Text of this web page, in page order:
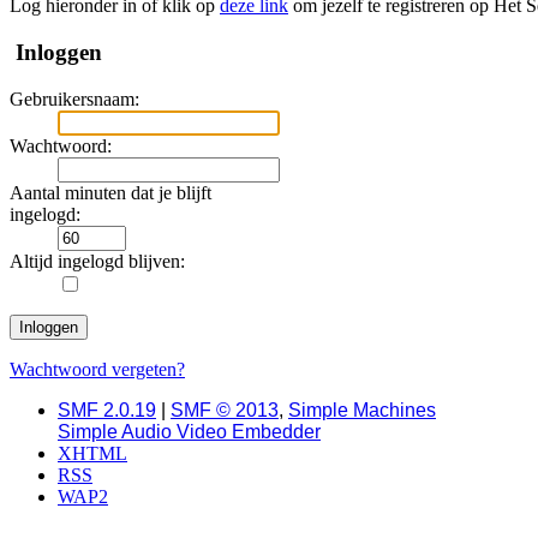
Log hieronder in of klik op deze link om jezelf te registreren op Het
Inloggen
Gebruikersnaam:
Wachtwoord:
Aantal minuten dat je blijft
ingelogd:
Altijd ingelogd blijven:
Wachtwoord vergeten?
SMF 2.0.19
SMF © 2013, Simple Machines
Simple Audio Video Embedder
XHTML
RSS
WAP2